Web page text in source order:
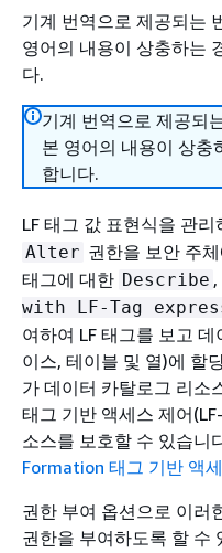
기계 번역으로 제공되는
영어의 내용이 상충하는
다.
기계 번역으로 제공되
본 영어의 내용이 상충
합니다.
LF 태그 값 표현식을 관
Alter 권한을 보안 주
태그에 대한 Describe ,
with LF-Tag
여하여 LF 태그를 보고
이스, 테이블 및 열)에 할
가 데이터 카탈로그 리소
태그 기반 액세스 제어
소스를 보호할 수 있습니
Formation 태그 기반 액
권한 부여 옵션으로 이러
권한을 부여하도록 할 수